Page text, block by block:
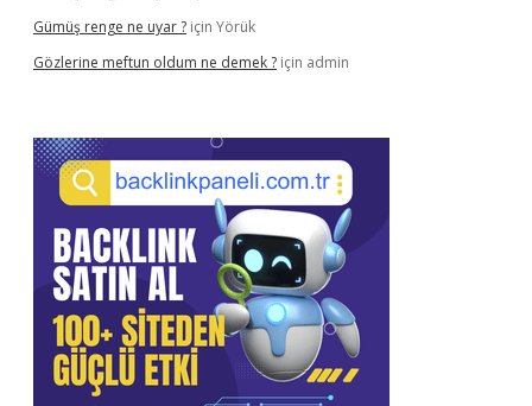
Gümüş renge ne uyar ? için Yörük
Gözlerine meftun oldum ne demek ? için admin